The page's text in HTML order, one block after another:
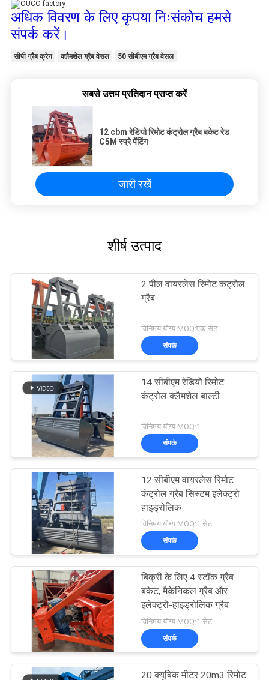
अधिक विवरण के लिए कृपया निःसंकोच हमसे
संपर्क करें।
सीपी ग्रैब क्रेन क्लैमशेल ग्रैब वेसल 50 सीबीएम ग्रैब वेसल
सबसे उत्तम प्रतिदान प्राप्त करें
12 cbm रेडियो रिमोट कंट्रोल ग्रैब बकेट रेड
C5M स्प्रे पेंटिंग
जारी रखें
शीर्ष उत्पाद
2 पील वायरलेस रिमोट कंट्रोल
ग्रैब
विनिमय योग्य MOQ:एक सेट
संपर्क
14 सीबीएम रेडियो रिमोट
कंट्रोल क्लैमशेल बाल्टी
विनिमय योग्य MOQ:1
संपर्क
12 सीबीएम वायरलेस रिमोट
कंट्रोल ग्रैब सिस्टम इलेक्ट्रो
हाइड्रोलिक
विनिमय योग्य MOQ:1 सेट
संपर्क
बिक्री के लिए 4 स्टॉक ग्रैब
बकेट, मैकेनिकल ग्रैब और
इलेक्ट्रो-हाइड्रोलिक ग्रैब
विनिमय योग्य MOQ:1 सेट
संपर्क
20 क्यूबिक मीटर 20m3 रिमोट